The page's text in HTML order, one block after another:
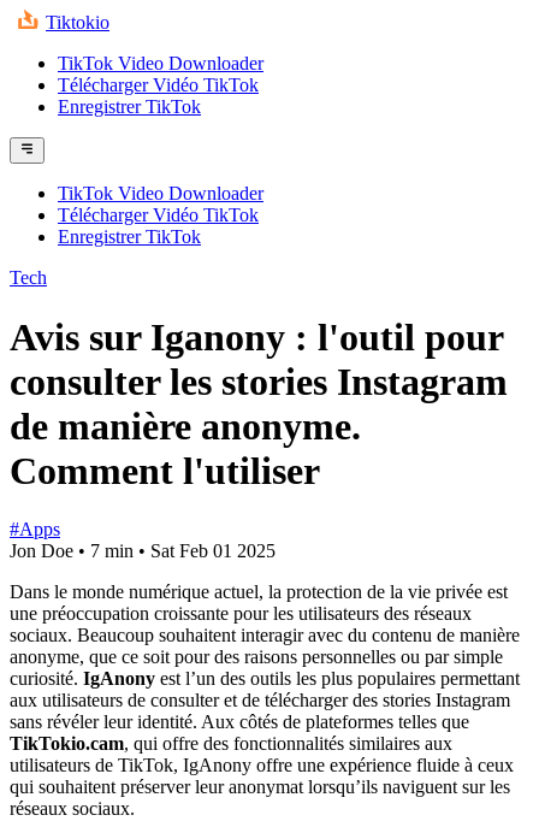
Tiktokio
TikTok Video Downloader
Télécharger Vidéo TikTok
Enregistrer TikTok
TikTok Video Downloader
Télécharger Vidéo TikTok
Enregistrer TikTok
Tech
Avis sur Iganony : l'outil pour
consulter les stories Instagram
de manière anonyme.
Comment l'utiliser
#Apps
Jon Doe • 7 min • Sat Feb 01 2025
Dans le monde numérique actuel, la protection de la vie privée est
une préoccupation croissante pour les utilisateurs des réseaux
sociaux. Beaucoup souhaitent interagir avec du contenu de manière
anonyme, que ce soit pour des raisons personnelles ou par simple
curiosité. IgAnony est l’un des outils les plus populaires permettant
aux utilisateurs de consulter et de télécharger des stories Instagram
sans révéler leur identité. Aux côtés de plateformes telles que
TikTokio.cam, qui offre des fonctionnalités similaires aux
utilisateurs de TikTok, IgAnony offre une expérience fluide à ceux
qui souhaitent préserver leur anonymat lorsqu’ils naviguent sur les
réseaux sociaux.